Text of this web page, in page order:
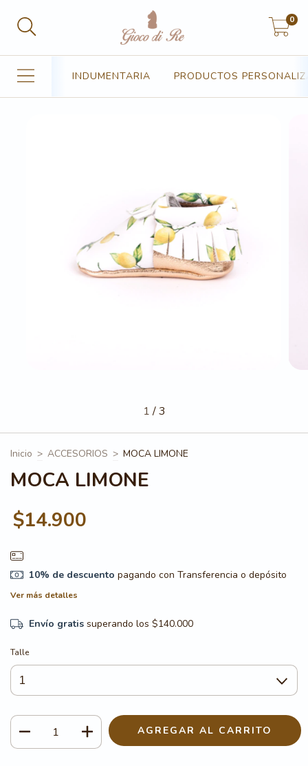
0
INDUMENTARIA PRODUCTOS
1/3
Inicio > ACCESORIOS > MOCA LIMONE
MOCA LIMONE
$14.900
10% de descuento pagando con Transferencia o depósito
Ver más detalles
Envío gratis superando los $140.000
Talle